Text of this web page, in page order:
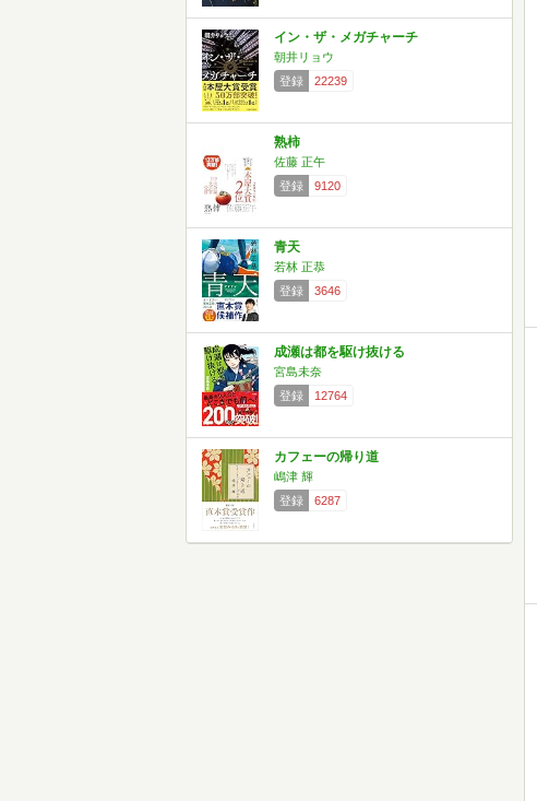
イン・ザ・メガチャーチ
朝井リョウ
登録
22239
熟柿
佐藤 正午
登録
9120
青天
若林 正恭
登録
3646
成瀬は都を駆け抜ける
宮島未奈
登録
12764
カフェーの帰り道
嶋津 輝
登録
6287